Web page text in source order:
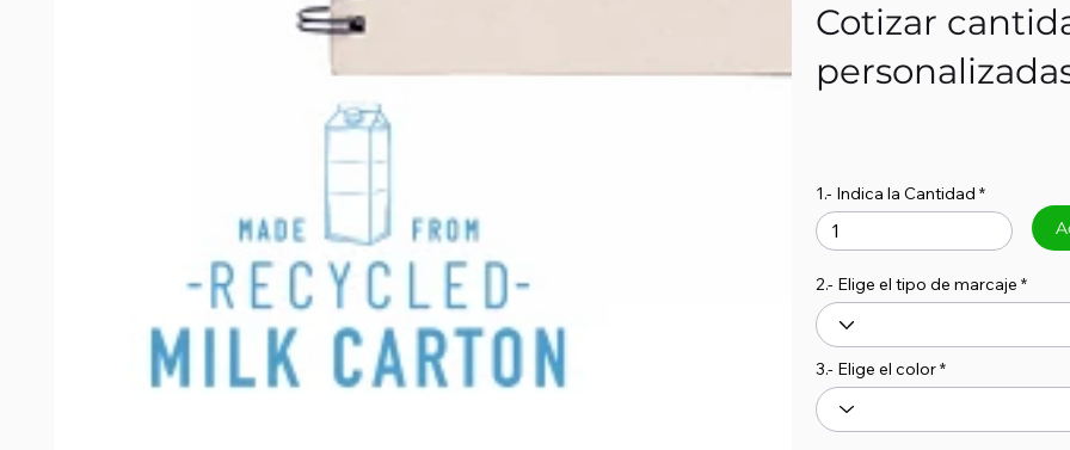
Cotizar
1.- Indica la Cantidad
2.- Elige el tipo de marcaje
3.- Elige el color